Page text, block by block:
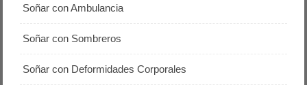
Soñar con Ambulancia
Soñar con Sombreros
Soñar con Deformidades Corporales